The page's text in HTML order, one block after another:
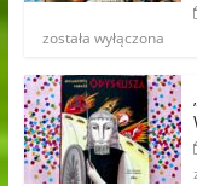
została wyłączona